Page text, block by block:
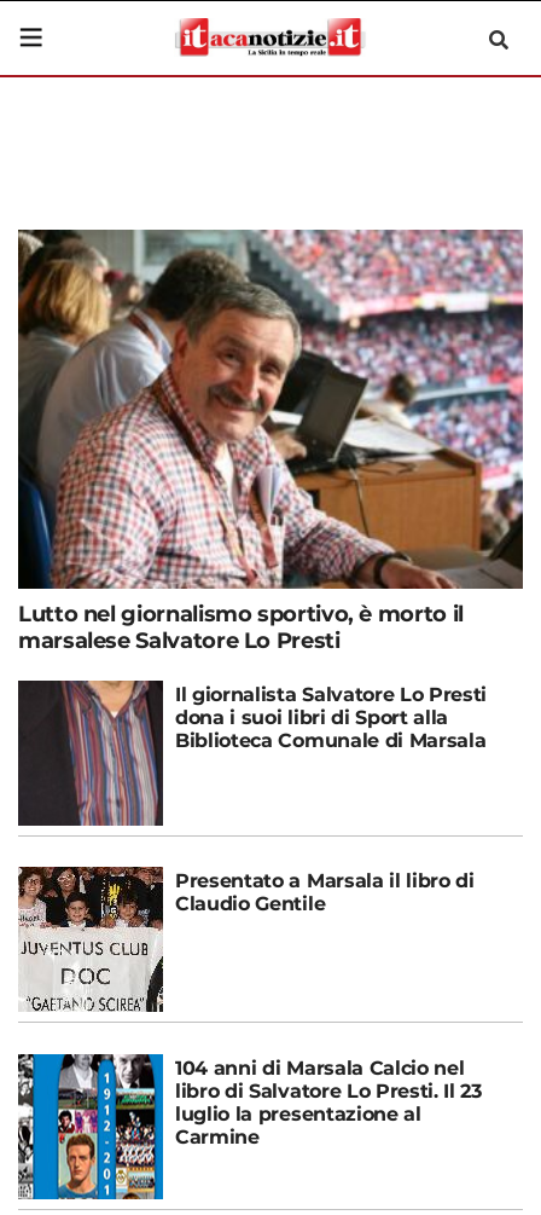
Lutto nel giornalismo sportivo, è morto il
marsalese Salvatore Lo Presti
Il giornalista Salvatore Lo Presti
dona i suoi libri di Sport alla
Biblioteca Comunale di Marsala
Presentato a Marsala il libro di
Claudio Gentile
104 anni di Marsala Calcio nel
libro di Salvatore Lo Presti. Il 23
luglio la presentazione al
Carmine